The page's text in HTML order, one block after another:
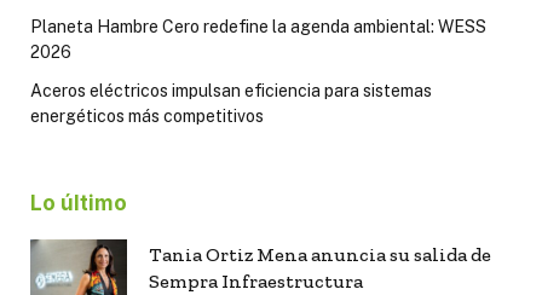
Planeta Hambre Cero redefine la agenda ambiental: WESS
2026
Aceros eléctricos impulsan eficiencia para sistemas
energéticos más competitivos
Lo último
Tania Ortiz Mena anuncia su salida de
Sempra Infraestructura